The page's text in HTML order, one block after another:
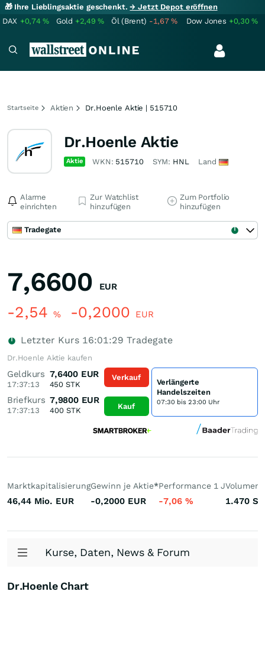
🎁 Ihre Lieblingsaktie geschenkt.→ Jetzt Depot eröffnen
DAX +0,74% Gold +2,49% Öl (Brent) -1,67% Dow Jones +0,30%
Startseite Aktien Dr.Hoenle Aktie | 515710
Dr.Hoenle Aktie
Aktie WKN: 515710 SYM: HNL Land
Alarme
einrichten
Zur Watchlist
hinzufügen
Zum Portfolio
hinzufügen
Tradegate
7,6600 EUR
-2,54 % -0,2000 EUR
Letzter Kurs 16:01:29 Tradegate
Dr.Hoenle Aktie kaufen
Geldkurs
17:37:13
7,6400 EUR
450 STK
Briefkurs
17:37:13
7,9800 EUR
400STK
Verkauf
Kauf
Verlängerte
Handelszeiten
07:30 bis 23:00 Uhr
Marktkapitalisierung
46,44 Mio. EUR
Gewinn je Aktie*
-0,2000 EUR
Performance 1 J
-7,06 %
Volumen
1.470 St.
Kurse, Daten, News & Forum
Dr.Hoenle Chart